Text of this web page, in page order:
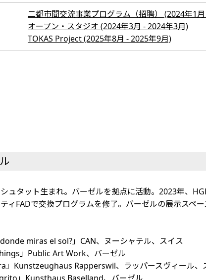
二都市間交流事業プログラム（招聘） (2024年1
オープン・スタジオ (2024年3月 - 2024年3月)
TOKAS Project (2025年8月 - 2025年9月)
ュタット生まれ。バーゼルを拠点に活動。2023年、
ィFADで交換プログラムを修了。バーゼルの展示スペ
miras el sol?」CAN、ヌーシャテル、スイス
」Public Art Work、バーゼル
」Kunstzeughaus Rapperswil、ラッパースヴィール、